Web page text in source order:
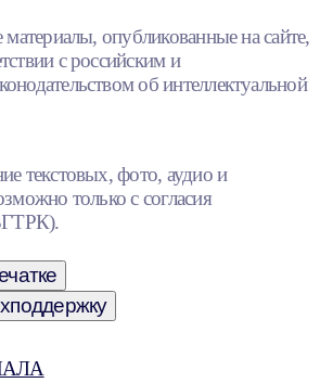
опубликованные на сайте,
с российским и
об интеллектуальной
текстовых, фото, аудио и
только с согласия